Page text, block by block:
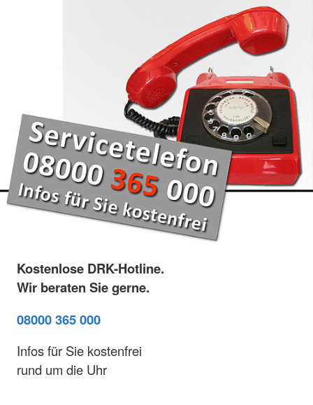
Kostenlose DRK-Hotline.
Wir beraten Sie gerne.
08000 365 000
Infos für Sie kostenfrei
rund um die Uhr